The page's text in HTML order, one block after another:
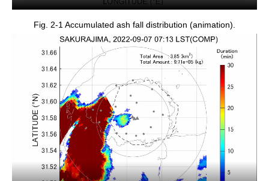
Fig. 2-1 Accumulated ash fall distribution (animation).